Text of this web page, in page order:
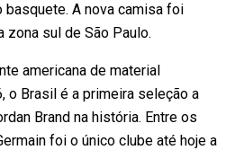
basquete. A nova camisa foi
zona sul de São Paulo.
americana de material
o Brasil é a primeira seleção a
Brand na história. Entre os
foi o único clube até hoje a